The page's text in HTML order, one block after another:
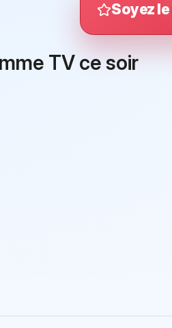
Soyez
TV ce soir